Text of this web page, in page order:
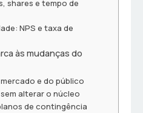
shares e tempo de
NPS e taxa de
às mudanças do
e do público
alterar o núcleo
de contingência